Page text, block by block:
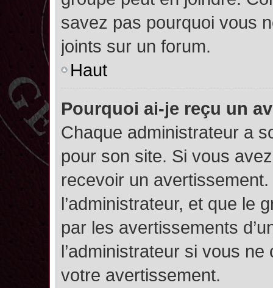
savez pas pourquoi vous
joints sur un forum.
Haut
Pourquoi ai-je reçu un
Chaque administrateur a
pour son site. Si vous
recevoir un
l’administrateur, et que le
par les avertissements
l’administrateur si vous
votre avertissement.